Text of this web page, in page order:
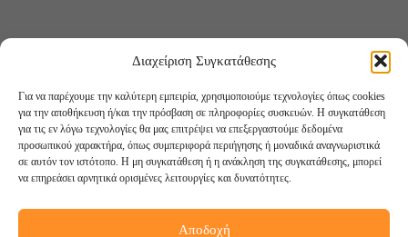
Διαχείριση Συγκατάθεσης
Για να παρέχουμε την καλύτερη εμπειρία, χρησιμοποιούμε τεχνολογίες όπως cookies
για την αποθήκευση ή/και την πρόσβαση σε πληροφορίες συσκευών. Η συγκατάθεση
για τις εν λόγω τεχνολογίες θα μας επιτρέψει να επεξεργαστούμε δεδομένα
προσωπικού χαρακτήρα, όπως συμπεριφορά περιήγησης ή μοναδικά αναγνωριστικά
σε αυτόν τον ιστότοπο. Η μη συγκατάθεση ή η ανάκληση της συγκατάθεσης, μπορεί
να επηρεάσει αρνητικά ορισμένες λειτουργίες και δυνατότητες.
Αποδοχή